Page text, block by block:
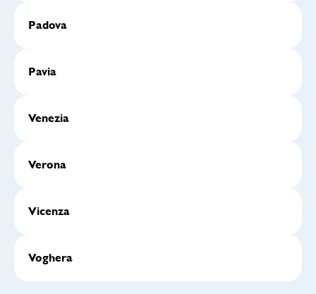
Padova
Pavia
Venezia
Verona
Vicenza
Voghera